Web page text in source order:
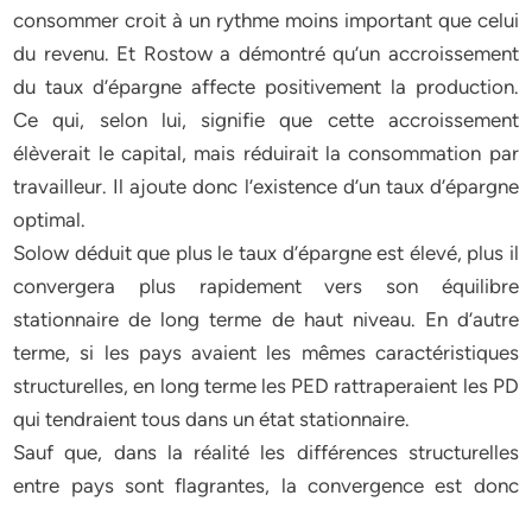
consommer croit à un rythme moins important que celui
du revenu. Et Rostow a démontré qu’un accroissement
du taux d’épargne affecte positivement la production.
Ce qui, selon lui, signifie que cette accroissement
élèverait le capital, mais réduirait la consommation par
travailleur. Il ajoute donc l’existence d’un taux d’épargne
optimal.
Solow déduit que plus le taux d’épargne est élevé, plus il
convergera plus rapidement vers son équilibre
stationnaire de long terme de haut niveau. En d’autre
terme, si les pays avaient les mêmes caractéristiques
structurelles, en long terme les PED rattraperaient les PD
qui tendraient tous dans un état stationnaire.
Sauf que, dans la réalité les différences structurelles
entre pays sont flagrantes, la convergence est donc